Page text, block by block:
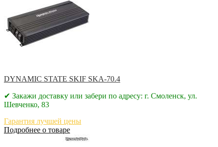
DYNAMIC STATE SKIF SKA-70.4
✔ Закажи доставку или забери по адресу: г. Смоленск, ул.
Шевченко, 83
Гарантия лучшей цены
Подробнее о товаре